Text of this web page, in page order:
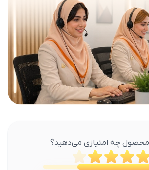
محصول چه امتیازی می‌دهید؟